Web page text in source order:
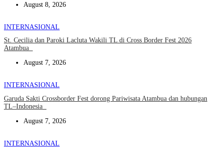
August 8, 2026
INTERNASIONAL
St. Cecilia dan Paroki Lacluta Wakili TL di Cross Border Fest 2026
Atambua
August 7, 2026
INTERNASIONAL
Garuda Sakti Crossborder Fest dorong Pariwisata Atambua dan hubungan
TL–Indonesia
August 7, 2026
INTERNASIONAL